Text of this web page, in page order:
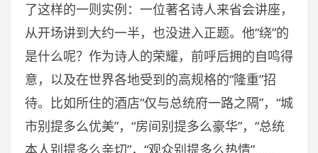
了这样的一则实例：一位著名诗人来省会讲座，
从开场讲到大约一半，也没进入正题。他“绕”的
是什么呢？作为诗人的荣耀，前呼后拥的自鸣得
意，以及在世界各地受到的高规格的“隆重”招
待。比如所住的酒店“仅与总统府一路之隔”，“城
市别提多么优美”，“房间别提多么豪华”，“总统
本人别提多么亲切”，“观众别提多么热情”……